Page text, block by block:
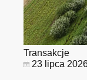
Transakcje
23 lipca